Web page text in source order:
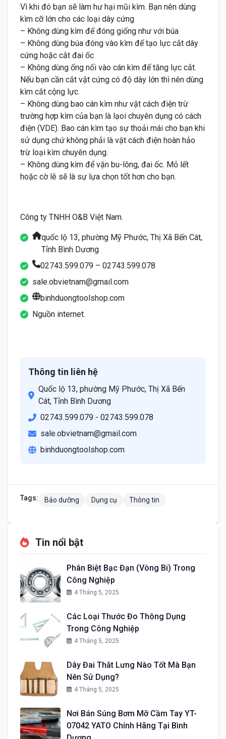
Vì khi đó bạn sẽ làm hư hại mũi kìm. Bạn nên dùng
kìm cỡ lớn cho các loại dây cứng
– Không dùng kìm để đóng giống như với búa
– Không dùng búa đóng vào kìm để tạo lực cắt dây
cứng hoặc cắt đai ốc
– Không dùng ống nối vào cán kìm để tăng lực cắt.
Nếu bạn cần cắt vật cứng có độ dày lớn thì nên dùng
kìm cắt cộng lực.
– Không dùng bao cán kìm như vật cách điện trừ
trường hợp kìm của bạn là lạoi chuyên dụng có cách
điện (VDE). Bao cán kìm tạo sự thoải mái cho bạn khi
sử dụng chứ không phải là vật cách điện hoàn hảo
trừ loại kìm chuyên dụng.
– Không dùng kìm để vặn bu-lông, đai ốc. Mỏ lết
hoặc cờ lê sẽ là sự lựa chọn tốt hơn cho bạn.
Công ty TNHH O&B Việt Nam.
quốc lộ 13, phường Mỹ Phước, Thị Xã Bến Cát,
Tỉnh Bình Dương
02743.599.079 – 02743.599.078
sale.obvietnam@gmail.com
binhduongtoolshop.com
Nguồn internet.
Thông tin liên hệ
Quốc lộ 13, phường Mỹ Phước, Thị Xã Bến
Cát, Tỉnh Bình Dương
02743.599.079 - 02743.599.078
sale.obvietnam@gmail.com
binhduongtoolshop.com
Tags: Bảo dưỡng Dụng cụ Thông tin
Tin nổi bật
Phân Biệt Bạc Đạn (Vòng Bi) Trong
Công Nghiệp
4 Tháng 5, 2025
Các Loại Thước Đo Thông Dụng
Trong Công Nghiệp
4 Tháng 5, 2025
Dây Đai Thắt Lưng Nào Tốt Mà Bạn
Nên Sử Dụng?
4 Tháng 5, 2025
Nơi Bán Súng Bơm Mỡ Cầm Tay YT-
07042 YATO Chính Hãng Tại Bình